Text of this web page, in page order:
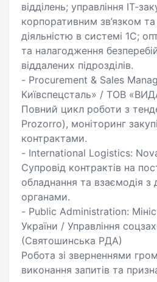
відділень; управління ІТ-
корпоративним зв’язком
діяльністю в системі 1С;
та налагодження
віддалених підрозділів.
- Procurement & Sales
Київспецсталь» / ТОВ
Повний цикл роботи з
Prozorro), моніторинг
контрактами.
- International Logistics:
Супровід контрактів на
обладнання та взаємодія з
органами.
- Public Administration:
України / Управління
(Святошинська РДА)
Робота зі зверненнями
виконання запитів та